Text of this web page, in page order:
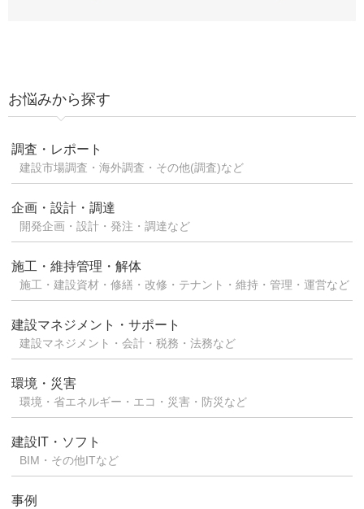
お悩みから探す
調査・レポート
建設市場調査・海外調査・その他(調査)など
企画・設計・調達
開発企画・設計・発注・調達など
施工・維持管理・解体
施工・建設資材・修繕・改修・テナント・維持・管理・運営など
建設マネジメント・サポート
建設マネジメント・会計・税務・法務など
環境・災害
環境・省エネルギー・エコ・災害・防災など
建設IT・ソフト
BIM・その他ITなど
事例